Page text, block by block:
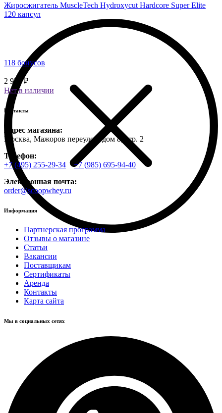
Жиросжигатель MuscleTech Hydroxycut Hardcore Super Elite
120 капсул
118 бонусов
2 950 ₽
Нет в наличии
Контакты
Адрес магазина:
Москва, Мажоров переулок, дом 8, стр. 2
Телефон:
+7 (495) 255-29-34
+7 (985) 695-94-40
Электронная почта:
order@scoopwhey.ru
Информация
Партнерская программа
Отзывы о магазине
Статьи
Вакансии
Поставщикам
Сертификаты
Аренда
Контакты
Карта сайта
Мы в социальных сетях